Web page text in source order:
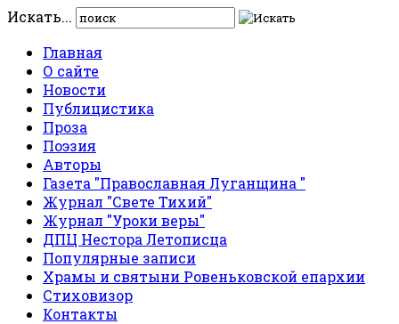
Искать...
Главная
О сайте
Новости
Публицистика
Проза
Поэзия
Авторы
Газета "Православная Луганщина "
Журнал "Свете Тихий"
Журнал "Уроки веры"
ДПЦ Нестора Летописца
Популярные записи
Храмы и святыни Ровеньковской епархии
Стиховизор
Контакты